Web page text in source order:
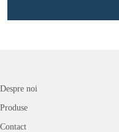
Despre noi
Produse
Contact